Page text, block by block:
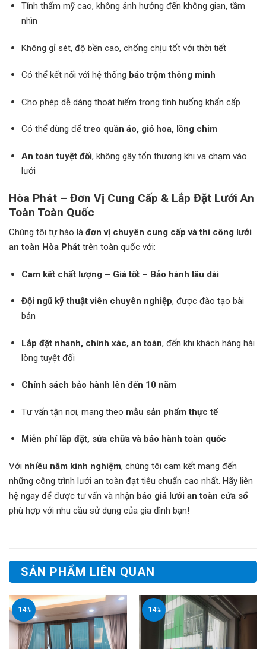
Tính thẩm mỹ cao, không ảnh hưởng đến không gian, tầm
nhìn
Không gỉ sét, độ bền cao, chống chịu tốt với thời tiết
Có thể kết nối với hệ thống báo trộm thông minh
Cho phép dễ dàng thoát hiểm trong tình huống khẩn cấp
Có thể dùng đểtreo quần áo, giỏ hoa, lồng chim
An toàn tuyệt đối, không gây tổn thương khi va chạm vào
lưới
Hòa Phát – Đơn Vị Cung Cấp & Lắp Đặt Lưới An
Toàn Toàn Quốc
Chúng tôi tự hào là đơn vị chuyên cung cấp và thi công lưới
an toàn Hòa Phát trên toàn quốc với:
Cam kết chất lượng – Giá tốt – Bảo hành lâu dài
Đội ngũ kỹ thuật viên chuyên nghiệp, được đào tạo bài
bản
Lắp đặt nhanh, chính xác, an toàn, đến khi khách hàng hài
lòng tuyệt đối
Chính sách bảo hành lên đến 10 năm
Tư vấn tận nơi, mang theo mẫu sản phẩm thực tế
Miễn phí lắp đặt, sửa chữa và bảo hành toàn quốc
Với nhiều năm kinh nghiệm, chúng tôi cam kết mang đến
những công trình lưới an toàn đạt tiêu chuẩn cao nhất. Hãy liên
hệ ngay để được tư vấn và nhận báo giá lưới an toàn cửa sổ
phù hợp với nhu cầu sử dụng của gia đình bạn!
SẢN PHẨM LIÊN QUAN
-14% -14%